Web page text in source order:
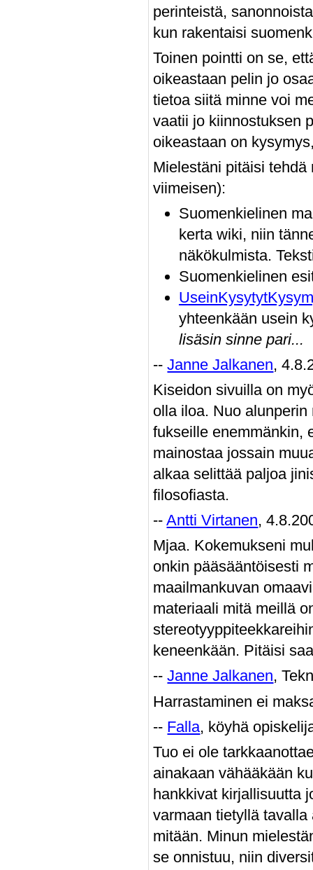
perinteistä,
kun rakentaisi
Toinen pointti on se,
oikeastaan pelin jo
tietoa siitä minne voi
vaatii jo kiinnostuksen
oikeastaan on
Mielestäni pitäisi
viimeisen):
Suomenkielinen
kerta wiki, niin
näkökulmista.
Suomenkielinen
yhteenkään usein
lisäsin sinne pari...
--Janne Jalkanen,
Kiseidon sivuilla on
olla iloa. Nuo
fukseille enemmänkin,
mainostaa jossain
alkaa selittää paljoa
filosofiasta.
--Antti Virtanen,
Mjaa. Kokemukseni
onkin pääsääntöisesti
maailmankuvan
materiaali mitä meillä
keneenkään. Pitäisi
--Janne Jalkanen,
Harrastaminen ei
-- Falla, köyhä
Tuo ei ole
ainakaan vähääkään
hankkivat kirjallisuutta
varmaan tietyllä
mitään. Minun
se onnistuu, niin